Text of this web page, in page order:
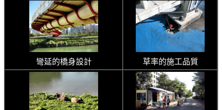
彎延的橋身設計 草率的施工品質